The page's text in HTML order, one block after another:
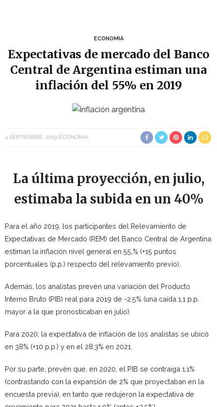
ECONOMIA
Expectativas de mercado del Banco
Central de Argentina estiman una
inflación del 55% en 2019
4 SEPTIEMBRE, 2019 ECONOMIA
La última proyección, en julio,
estimaba la subida en un 40%
Para el año 2019, los participantes del Relevamiento de
Expectativas de Mercado (REM) del Banco Central de Argentina
estiman la inflación nivel general en 55,% (+15 puntos
porcentuales (p.p.) respecto del relevamiento previo).
Además, los analistas prevén una variación del Producto
Interno Bruto (PIB) real para 2019 de -2,5% (una caída 1,1 p.p.
mayor a la que pronosticaban en julio).
Para 2020, la expectativa de inflación de los analistas se ubicó
en 38% (+10 p.p.) y en el 28,3% en 2021.
Por su parte, prevén que, en 2020, el PIB se contraiga 1,1%
(contrastando con la expansión de 2% que proyectaban en la
encuesta previa), en tanto que redujeron la expectativa de